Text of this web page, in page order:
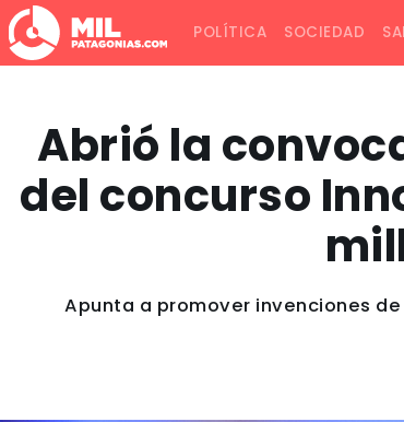
POLÍTICA SOCIEDAD
Abrió la
del concurso
Apunta a promover invenciones